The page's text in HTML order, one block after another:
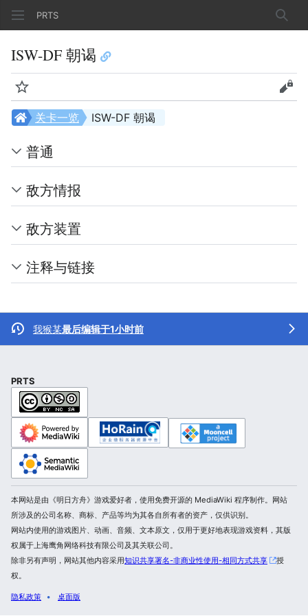
PRTS 搜索
ISW-DF 朝谒
监视 查看
ISW-DF 朝谒
关卡一览
普通
敌方情报
敌方装置
注释与链接
我猴某最后编辑于1小时前
PRTS
本网站是由《明日方舟》游戏爱好者，使用免费开源的 MediaWiki 程序制作。网站
所涉及的公司名称、商标、产品等均为其各自所有者的资产，仅供识别。
网站内使用的游戏图片、动画、音频、文本原文，仅用于更好地表现游戏资料，其版
权属于上海鹰角网络科技有限公司及其关联公司。
除非另有声明，网站其他内容采用知识共享署名-非商业性使用-相同方式共享
授
权。
隐私政策 桌面版